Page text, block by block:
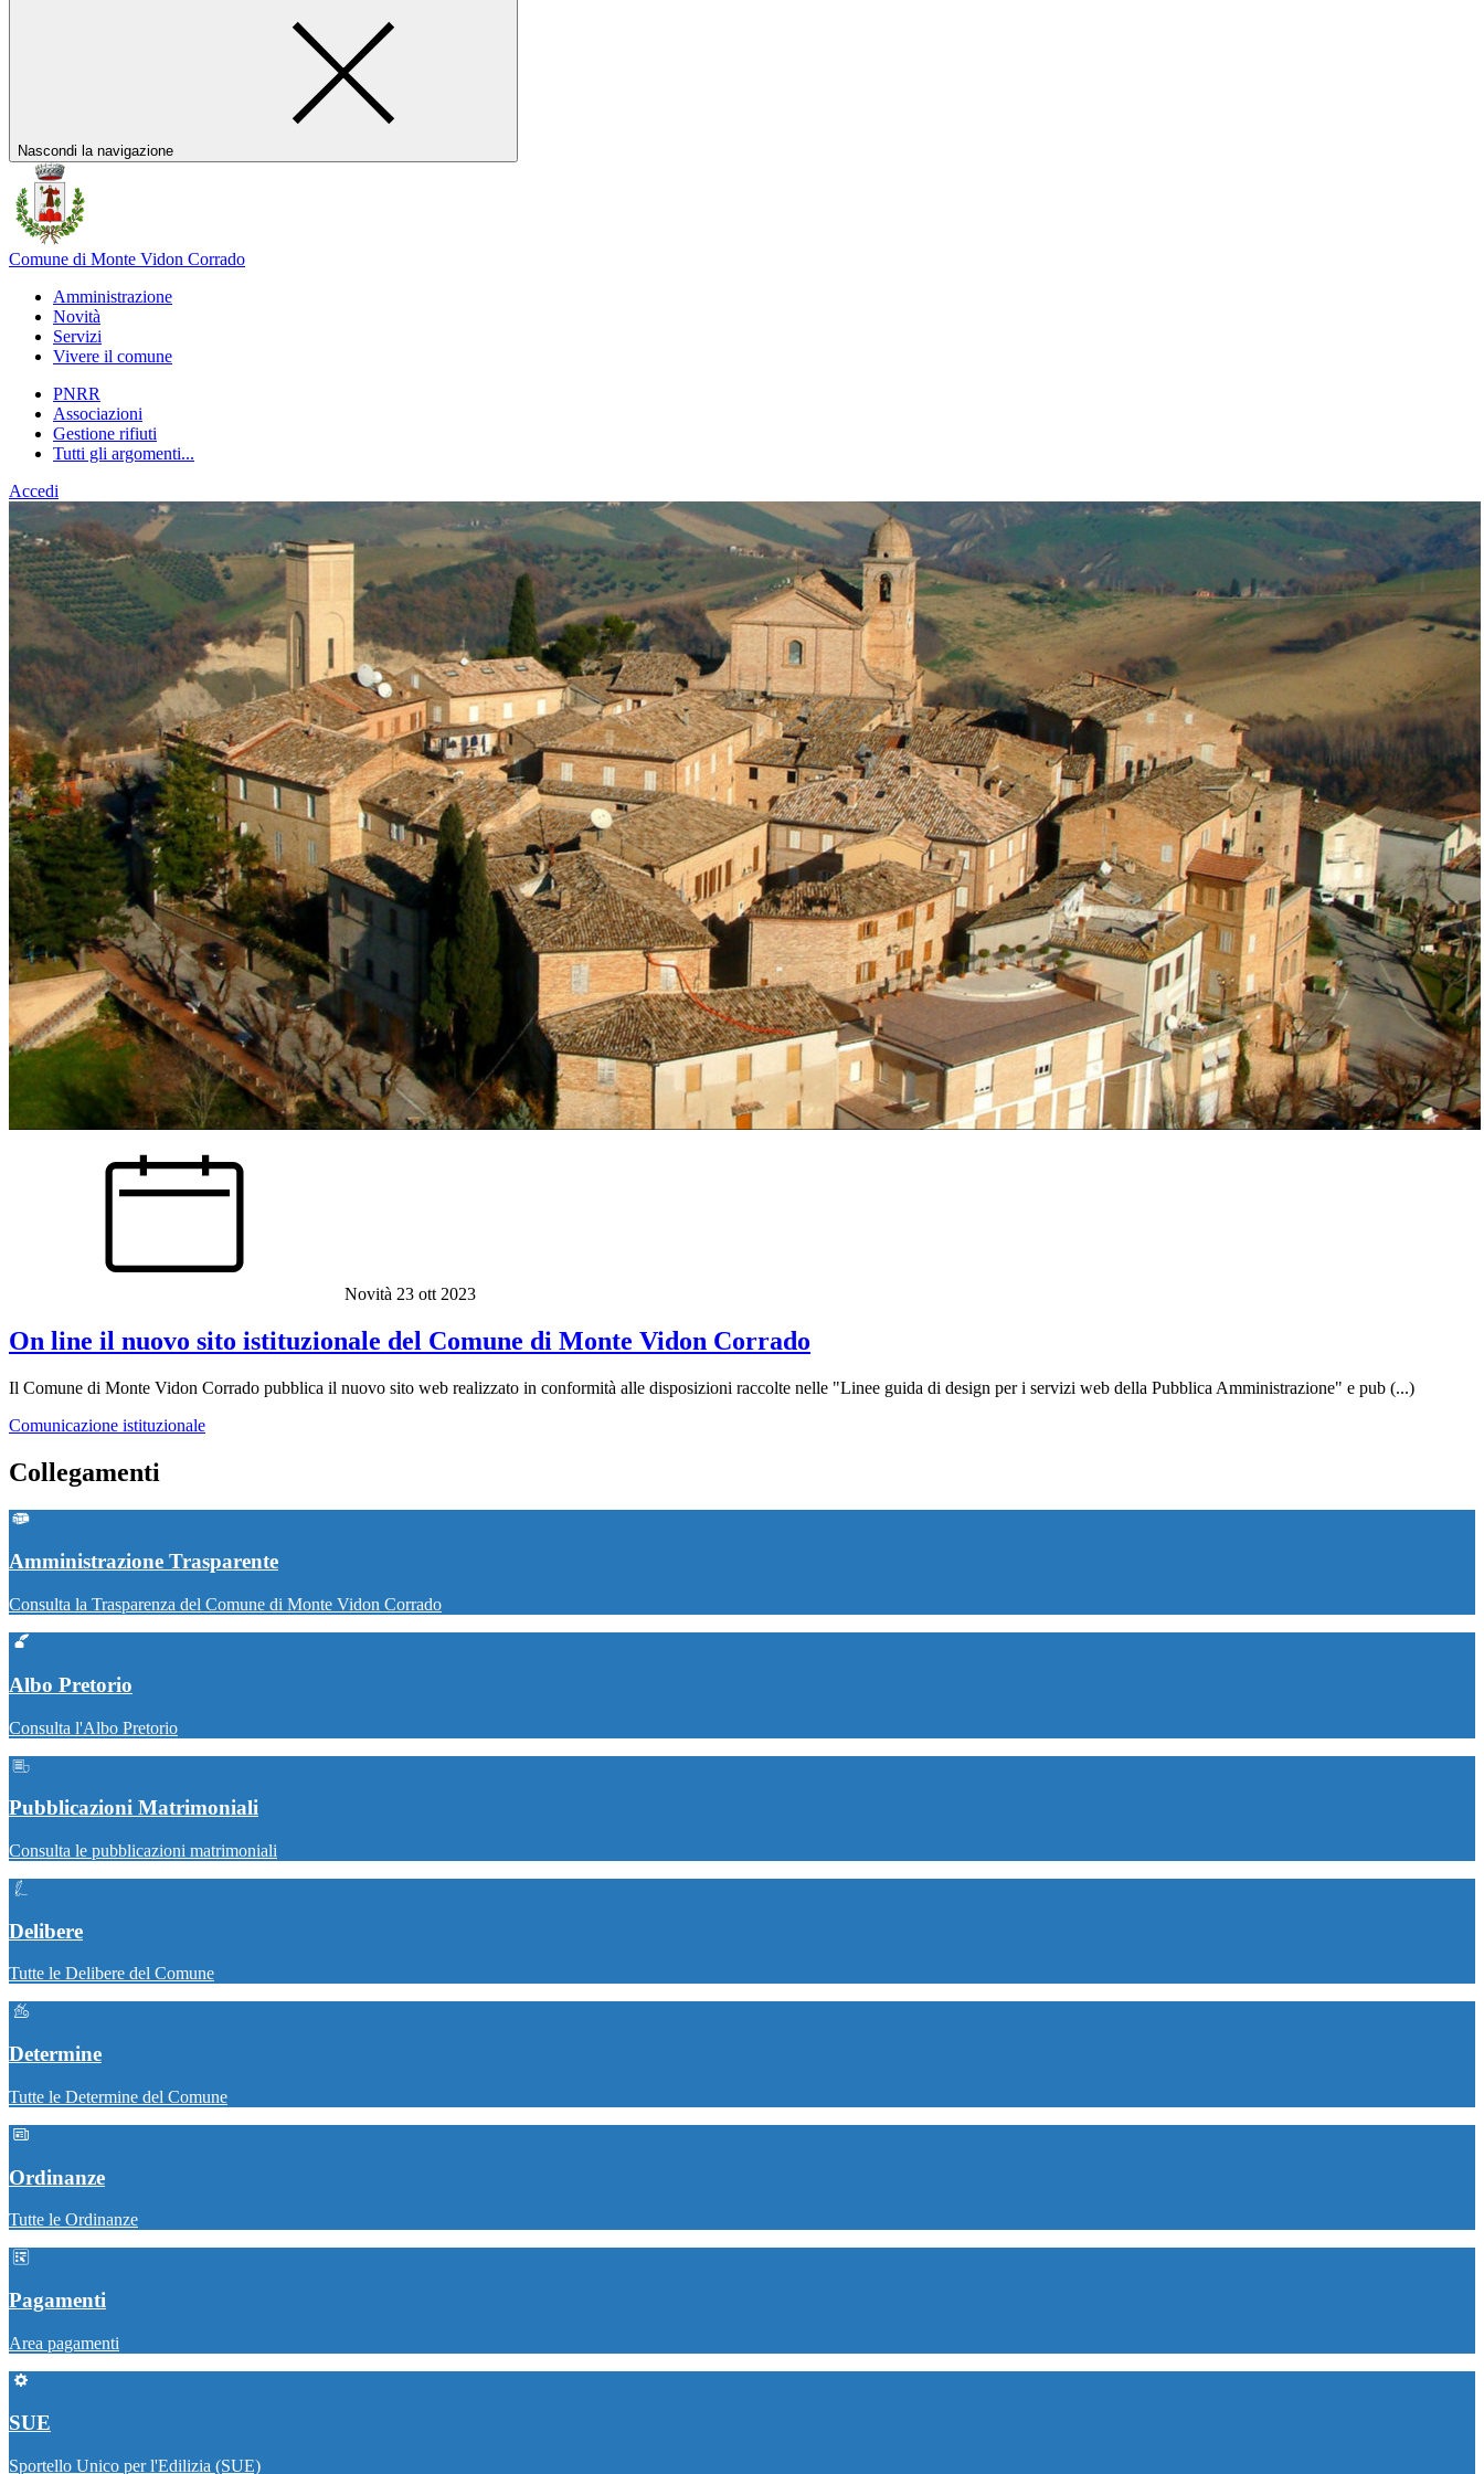
Nascondi la navigazione
Comune di Monte Vidon Corrado
Amministrazione
Novità
Servizi
Vivere il comune
PNRR
Associazioni
Gestione rifiuti
Tutti gli argomenti...
Accedi
Homepage
Novità 23 ott 2023
On line il nuovo sito istituzionale del Comune di Monte Vidon Corrado
Il Comune di Monte Vidon Corrado pubblica il nuovo sito web realizzato in conformità alle disposizioni raccolte nelle "Linee guida di design per i servizi web della Pubblica Amministrazione" e pub (...)
Comunicazione istituzionale
Collegamenti
Amministrazione Trasparente
Consulta la Trasparenza del Comune di Monte Vidon Corrado
Albo Pretorio
Consulta l'Albo Pretorio
Pubblicazioni Matrimoniali
Consulta le pubblicazioni matrimoniali
Delibere
Tutte le Delibere del Comune
Determine
Tutte le Determine del Comune
Ordinanze
Tutte le Ordinanze
Pagamenti
Area pagamenti
SUE
Sportello Unico per l'Edilizia (SUE)